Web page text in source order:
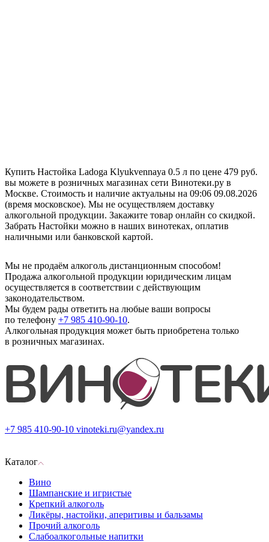
Купить Настойка Ladoga Klyukvennaya 0.5 л по цене 479 руб.
вы можете в розничных магазинах сети Винотеки.ру в
Москве. Стоимость и наличие актуальны на 09:06 09.08.2026
(время московское). Мы не осуществляем доставку
алкогольной продукции. Закажите товар онлайн со скидкой.
Забрать Настойки можно в наших винотеках, оплатив
наличными или банковской картой.
Мы не продаём алкоголь дистанционным способом!
Продажа алкогольной продукции юридическим лицам
осуществляется в соответствии с действующим
законодательством.
Мы будем рады ответить на любые ваши вопросы
по телефону +7 985 410-90-10.
Алкогольная продукция может быть приобретена только
в розничных магазинах.
+7 985 410-90-10 vinoteki.ru@yandex.ru
Каталог
Вино
Шампанские и игристые
Крепкий алкоголь
Ликёры, настойки, аперитивы и бальзамы
Прочий алкоголь
Слабоалкогольные напитки